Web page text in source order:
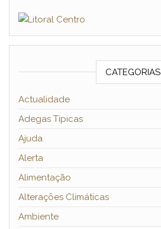
CATEGORIAS
Actualidade
Adegas Típicas
Ajuda
Alerta
Alimentação
Alterações Climáticas
Ambiente